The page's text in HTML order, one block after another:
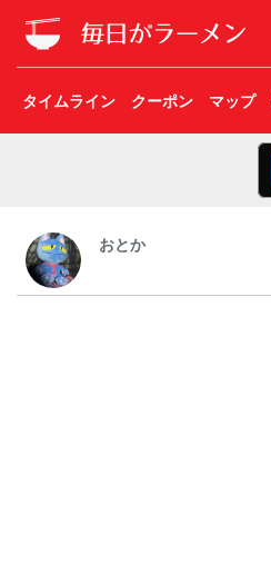
タイムライン クーポン マップ
おとか